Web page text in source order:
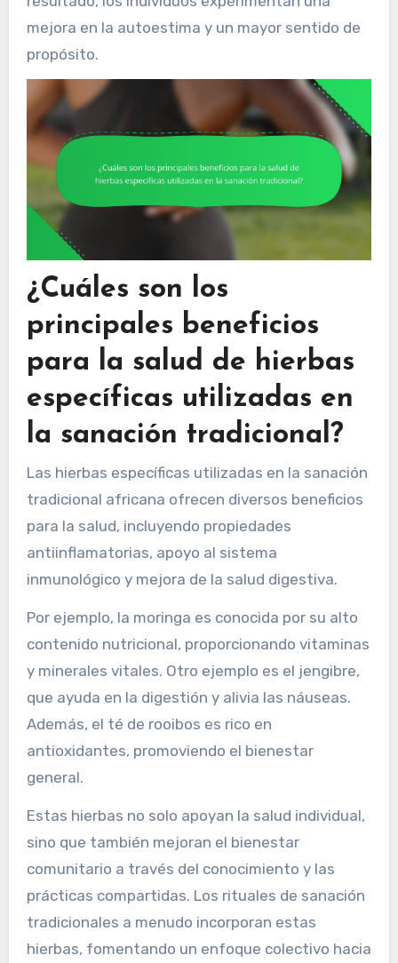
mejora en la autoestima y un mayor sentido de
propósito.
¿Cuáles son los
principales beneficios
para la salud de hierbas
específicas utilizadas en
la sanación tradicional?
Las hierbas específicas utilizadas en la sanación
tradicional africana ofrecen diversos beneficios
para la salud, incluyendo propiedades
antiinflamatorias, apoyo al sistema
inmunológico y mejora de la salud digestiva.
Por ejemplo, la moringa es conocida por su alto
contenido nutricional, proporcionando vitaminas
y minerales vitales. Otro ejemplo es el jengibre,
que ayuda en la digestión y alivia las náuseas.
Además, el té de rooibos es rico en
antioxidantes, promoviendo el bienestar
general.
Estas hierbas no solo apoyan la salud individual,
sino que también mejoran el bienestar
comunitario a través del conocimiento y las
prácticas compartidas. Los rituales de sanación
tradicionales a menudo incorporan estas
hierbas, fomentando un enfoque colectivo hacia